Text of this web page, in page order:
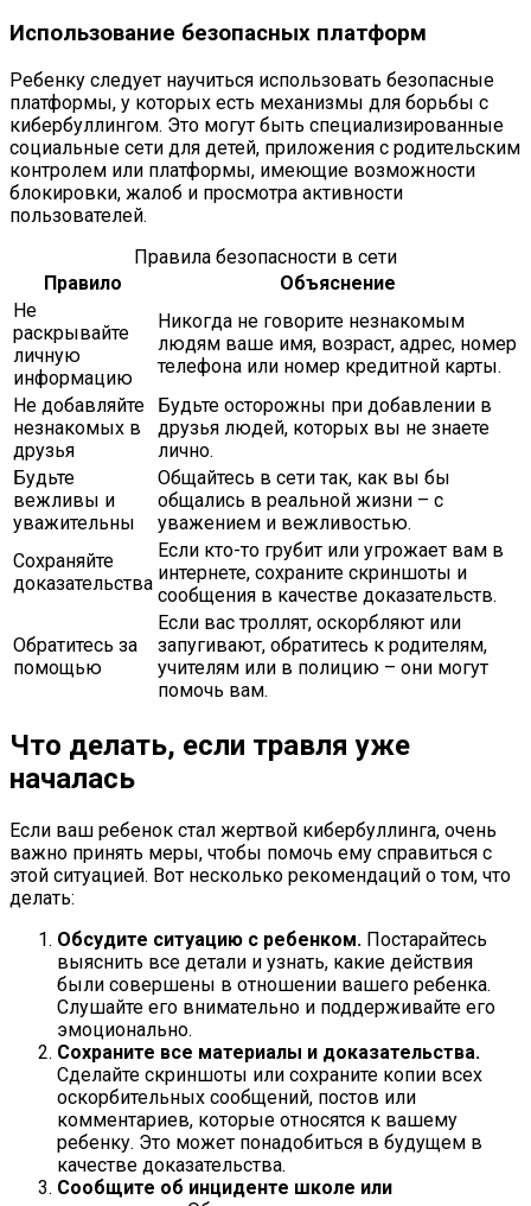
Использование безопасных платформ
Ребенку следует научиться использовать безопасные
платформы, у которых есть механизмы для борьбы с
кибербуллингом. Это могут быть специализированные
социальные сети для детей, приложения с родительским
контролем или платформы, имеющие возможности
блокировки, жалоб и просмотра активности
пользователей.
Правила безопасности в сети
Правило
Объяснение
Не
раскрывайте
личную
информацию
Никогда не говорите незнакомым
людям ваше имя, возраст, адрес, номер
телефона или номер кредитной карты.
Не добавляйте
незнакомых в
друзья
Будьте осторожны при добавлении в
друзья людей, которых вы не знаете
лично.
Будьте
вежливы и
уважительны
Общайтесь в сети так, как вы бы
общались в реальной жизни – с
уважением и вежливостью.
Сохраняйте
доказательства
Если кто-то грубит или угрожает вам в
интернете, сохраните скриншоты и
сообщения в качестве доказательств.
Обратитесь за
помощью
Если вас троллят, оскорбляют или
запугивают, обратитесь к родителям,
учителям или в полицию – они могут
помочь вам.
Что делать, если травля уже
началась
Если ваш ребенок стал жертвой кибербуллинга, очень
важно принять меры, чтобы помочь ему справиться с
этой ситуацией. Вот несколько рекомендаций о том, что
делать:
Обсудите ситуацию с ребенком. Постарайтесь
выяснить все детали и узнать, какие действия
были совершены в отношении вашего ребенка.
Слушайте его внимательно и поддерживайте его
эмоционально.
Сохраните все материалы и доказательства.
Сделайте скриншоты или сохраните копии всех
оскорбительных сообщений, постов или
комментариев, которые относятся к вашему
ребенку. Это может понадобиться в будущем в
качестве доказательства.
Сообщите об инциденте школе или